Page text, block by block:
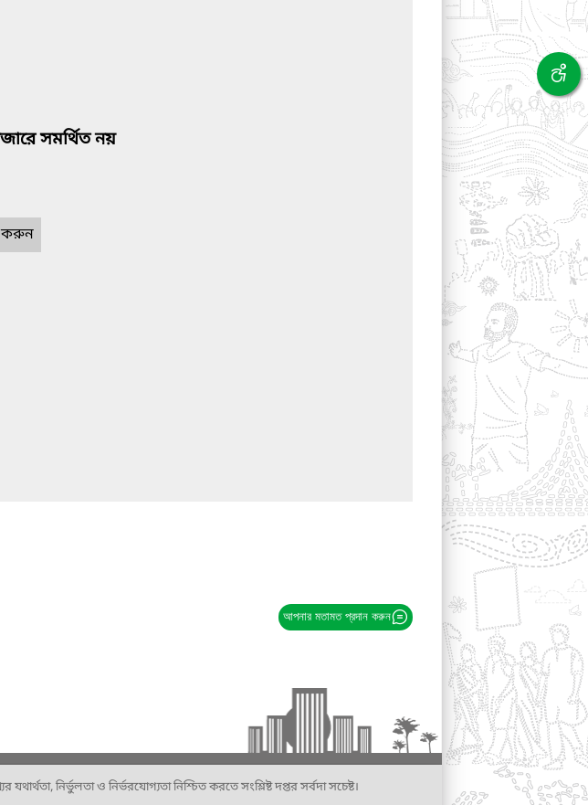
সমর্থিত নয়
করুন
আপনার মতামত প্রদান করুন
নির্ভুলতা ও নির্ভরযোগ্যতা নিশ্চিত করতে সংশ্লিষ্ট দপ্তর সর্বদা সচেষ্ট।